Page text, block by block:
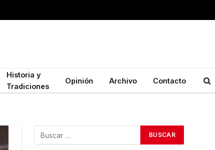
Historia y
Tradiciones
Opinión Archivo Contacto